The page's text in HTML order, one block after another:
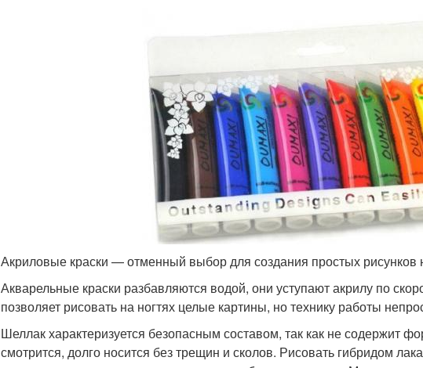
Акриловые краски — отменный выбор для создания простых рисунков
Акварельные краски разбавляются водой, они уступают акрилу по
позволяет рисовать на ногтях целые картины, но технику работы
Шеллак характеризуется безопасным составом, так как не содержит
смотрится, долго носится без трещин и сколов. Рисовать гибридом